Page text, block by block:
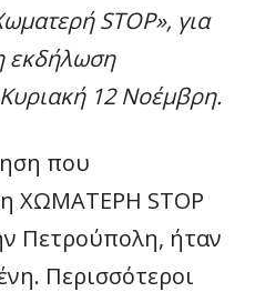
STOP», για
εκδήλωση
12 Νοέμβρη.
που
ΧΩΜΑΤΕΡΗ STOP
Πετρούπολη, ήταν
Περισσότεροι